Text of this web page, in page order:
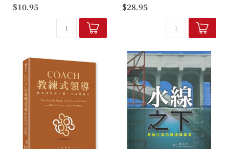
本書不只適合教牧輔導人士閱
讀，更適合有意參與服事，或
正在服事的基督徒閱讀、思
想。深願我們都能成為記憶
$10.95
是人自己想出來的嗎?不是，
使命是人應做的事情嗎?是。
你之所以能遵行使命是因為上
帝把異象賜下來，然後又把呼
$28.95